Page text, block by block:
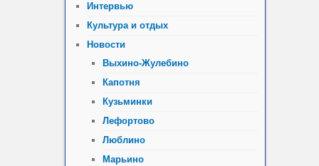
Интервью
Культура и отдых
Новости
Выхино-Жулебино
Капотня
Кузьминки
Лефортово
Люблино
Марьино